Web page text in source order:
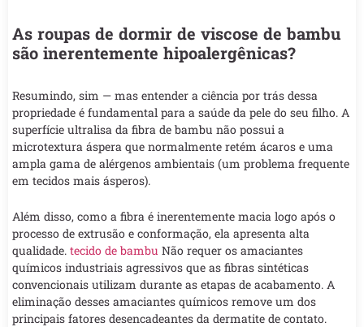
As roupas de dormir de viscose de bambu
são inerentemente hipoalergênicas?
Resumindo, sim — mas entender a ciência por trás dessa
propriedade é fundamental para a saúde da pele do seu filho. A
superfície ultralisa da fibra de bambu não possui a
microtextura áspera que normalmente retém ácaros e uma
ampla gama de alérgenos ambientais (um problema frequente
em tecidos mais ásperos).
Além disso, como a fibra é inerentemente macia logo após o
processo de extrusão e conformação, ela apresenta alta
qualidade. tecido de bambu Não requer os amaciantes
químicos industriais agressivos que as fibras sintéticas
convencionais utilizam durante as etapas de acabamento. A
eliminação desses amaciantes químicos remove um dos
principais fatores desencadeantes da dermatite de contato.